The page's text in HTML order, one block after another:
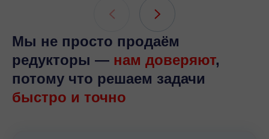
Мы не просто продаём
редукторы — нам доверяют,
потому что решаем задачи
быстро и точно